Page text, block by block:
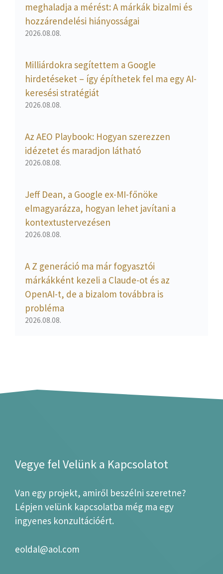
meghaladja a mérést: A márkák bizalmi és
hozzárendelési hiányosságai
2026.08.08.
Milliárdokra segítettem a Google
hirdetéseket – így építhetek fel ma egy AI-
keresési stratégiát
2026.08.08.
Az AEO Playbook: Hogyan szerezzen
idézetet és maradjon látható
2026.08.08.
Jeff Dean, a Google ex-MI-főnöke
elmagyarázza, hogyan lehet javítani a
kontextustervezésen
2026.08.08.
A Z generáció ma már fogyasztói
márkákként kezeli a Claude-ot és az
OpenAI-t, de a bizalom továbbra is
probléma
2026.08.08.
Vegye fel Velünk a Kapcsolatot
Van egy projekt, amiről beszélni szeretne?
Lépjen velünk kapcsolatba még ma egy
ingyenes konzultációért.
eoldal@aol.com